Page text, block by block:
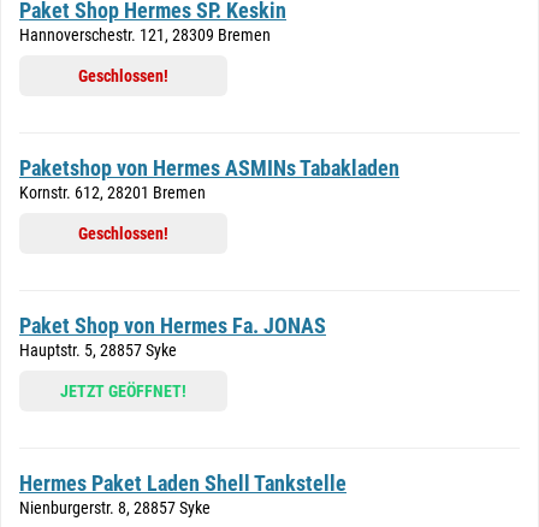
Paket Shop Hermes SP. Keskin
Hannoverschestr. 121, 28309 Bremen
Geschlossen!
Paketshop von Hermes ASMINs Tabakladen
Kornstr. 612, 28201 Bremen
Geschlossen!
Paket Shop von Hermes Fa. JONAS
Hauptstr. 5, 28857 Syke
JETZT GEÖFFNET!
Hermes Paket Laden Shell Tankstelle
Nienburgerstr. 8, 28857 Syke